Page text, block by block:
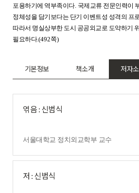
포용하기에 역부족이다. 국제교류 전문인력이
정체성을 담기보다는 단기 이벤트성 성격의 프
따라서 명실상부한 도시 공공외교로 도약하기
필요하다.(492쪽)
기본정보 책소개 저자
엮음 : 신범식
서울대학교 정치외교학부 교수
저 : 신범식